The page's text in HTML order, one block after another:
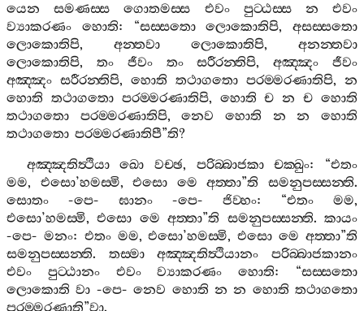
යෙන
සමණස‍්ස ගොතමස‍්ස එවං පුට‍්ඨස‍්ස න
එවං
ව්‍යාකරණං
හොති: “සස‍්සතො ලොකොතිපි, අසස‍්සතො
ලොකොතිපි, අන‍්තවා ලොකොතිපි, අනන‍්තවා
ලොකොතිපි, තං ජීවං තං සරීරන‍්තිපි,අඤ‍්ඤං
ජීවං
අඤ‍්ඤං සරීරන‍්තිපි, හොති තථාගතො පරම‍්මරණාතිපි, න
හොති තථාගතො පරම‍්මරණාතිපි, හොති ච න ච හොති
තථාගතො
පරම‍්මරණාතිපි,නෙව හොති න න
හොති
තථාගතො පරම‍්මරණාතිපී”ති?
අඤ‍්ඤතිත්‍ථියා
ඛො වච‍්ඡ, පරිබ‍්බාජකා චක‍්ඛුං: “එතං
මම, එසො’හමස‍්මි,එසො මෙ අත‍්තා”ති සමනුපස‍්සන‍්ති.
සොතං -පෙ- ඝානං -පෙ- ජිව‍්හං: “එතං මම,
එසො’හමස‍්මි,එසො මෙ අත‍්තා”ති සමනුපස‍්සන‍්ති.කායං
-පෙ- මනං: එතං මම,එසො’හමස‍්මි,එසො මෙ අත‍්තා”ති
සමනුපස‍්සන‍්ති. තස‍්මා අඤ‍්ඤතිත්‍ථියානං
පරිබ‍්බාජකානං
එවං
පුට‍්ඨානං එවං ව්‍යාකරණං හොති: “සස‍්සතො
ලොකොති වා -පෙ-නෙව හොති න න හොති තථාගතො